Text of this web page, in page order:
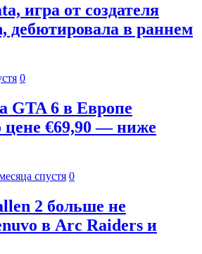
игра от создателя
дебютировала в раннем
0
GTA 6 в Европе
цене €69,90 — ниже
спустя 0
2 больше не
в Arc Raiders и